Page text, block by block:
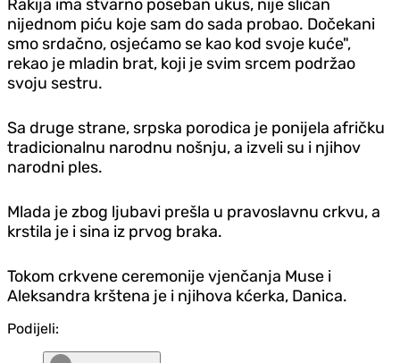
Rakija ima stvarno poseban ukus, nije sličan
nijednom piću koje sam do sada probao. Dočekani
smo srdačno, osjećamo se kao kod svoje kuće",
rekao je mladin brat, koji je svim srcem podržao
svoju sestru.
Sa druge strane, srpska porodica je ponijela afričku
tradicionalnu narodnu nošnju, a izveli su i njihov
narodni ples.
Mlada je zbog ljubavi prešla u pravoslavnu crkvu, a
krstila je i sina iz prvog braka.
Tokom crkvene ceremonije vjenčanja Muse i
Aleksandra krštena je i njihova kćerka, Danica.
Podijeli: